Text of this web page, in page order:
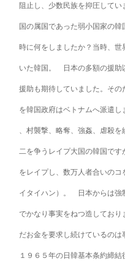
阻止し、少数民族を抑圧して
国の属国であった弱小国家の
時に何をしましたか？当時、
いた韓国。 日本の多額の援助
援助も期待していました。その
を韓国政府はベトナムへ派遣
、村襲撃、略奪、強姦、虐殺を
二を争うレイプ大国の韓国です
をレイプし、数万人者合いのコ
イタイハン）。 日本からは強
でかなり事実をねつ造しており
だお金を要求し続けているの
１９６５年の日韓基本条約締